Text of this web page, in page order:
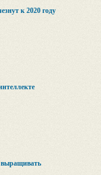
к 2020 году
выращивать